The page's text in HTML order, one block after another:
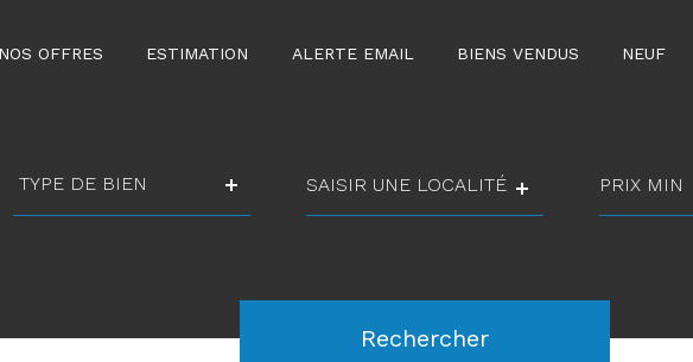
NOS OFFRES ESTIMATION ALERTE EMAIL BIENS VENDUS NEUF
de
bien
TYPE DE BIEN
min
Référence
Rechercher